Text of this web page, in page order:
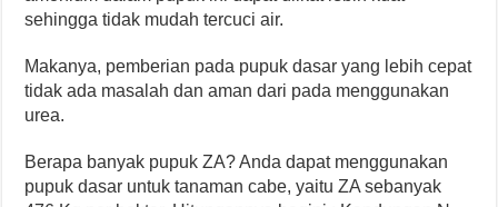
sehingga tidak mudah tercuci air.
Makanya, pemberian pada pupuk dasar yang lebih cepat
tidak ada masalah dan aman dari pada menggunakan
urea.
Berapa banyak pupuk ZA? Anda dapat menggunakan
pupuk dasar untuk tanaman cabe, yaitu ZA sebanyak